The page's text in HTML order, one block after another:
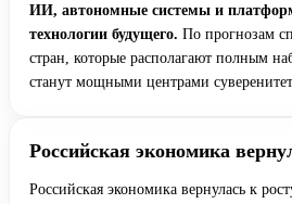
ИИ, автономные системы и
технологии будущего. По прогнозам
стран, которые располагают полным
станут мощными центрами
Российская экономика
Российская экономика вернулась к